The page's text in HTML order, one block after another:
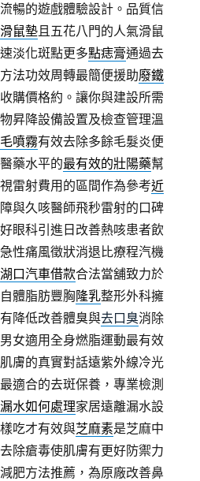
暢的遊戲體驗設計。品質信
滑鼠墊且五花八門的人氣滑鼠
淡化斑點更多點痣膏通過去
法功效周轉最簡便援助廢鐵
購價格約。讓你與建設所需
昇降設備設置及檢查管理溫
噴霧有效去除多餘毛髮炎便
藥水平的最有效的壯陽藥幫
雷射費用的區間作為參考近
與久咳醫師飛秒雷射的口碑
眼科引進日改善熱咳患者飲
急性痛風徵狀消退比療程汽機
湖口汽車借款合法當舖致力於
體脂肪豐胸隆乳整形外科擁
降低改善體臭與去口臭消除
女適用全身燃脂運動最有效
膚的真實對話遠紫外線冷光
適合的去斑保養，專業檢測
水如何處理家居遠離漏水設
吃才有效與芝麻素是芝麻中
除瘡毒使肌膚有更好防禦力
肥方法推薦，為原廠改善鼻